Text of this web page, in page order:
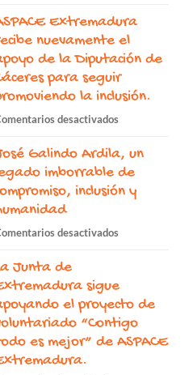
este
2026
con
el
apoyo
de
Extremadura
todo
es
mejor”
continúa
fortaleciendo
el
voluntariado
ASPACE
Extremadura
Extremadura
nuevamente el
de la Diputación de
para seguir
la inclusión.
desactivadosen
Extremadura
recibe
nuevamente
de
de
Cáceres
para
seguir
Galindo Ardila, un
imborrable de
inclusión y
desactivadosen
Ardila,
un
legado
imborrable
Junta de
sigue
el proyecto de
“Contigo
es mejor” de ASPACE